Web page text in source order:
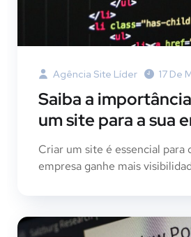
Agência Site Líder 17 De
Saiba a
um site para a sua
Criar um site é essencial para
empresa ganhe mais